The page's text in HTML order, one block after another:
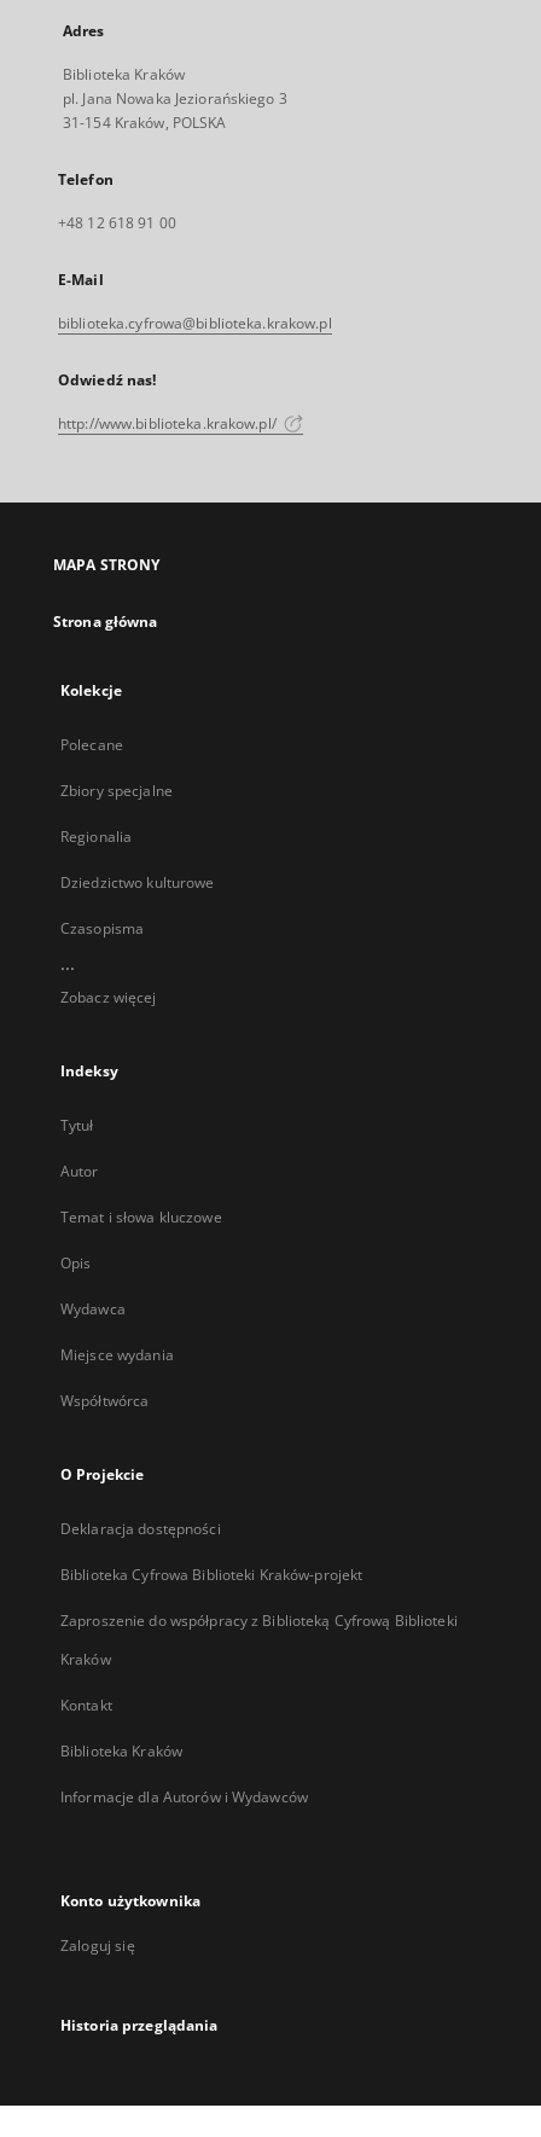
Adres
Biblioteka Kraków
pl. Jana Nowaka Jeziorańskiego 3
31-154 Kraków, POLSKA
Telefon
+48 12 618 91 00
E-Mail
biblioteka.cyfrowa@biblioteka.krakow.pl
Odwiedź nas!
http://www.biblioteka.krakow.pl/
MAPA STRONY
Strona główna
Kolekcje
Polecane
Zbiory specjalne
Regionalia
Dziedzictwo kulturowe
Czasopisma
...
Zobacz więcej
Indeksy
Tytuł
Autor
Temat i słowa kluczowe
Opis
Wydawca
Miejsce wydania
Współtwórca
O Projekcie
Deklaracja dostępności
Biblioteka Cyfrowa Biblioteki Kraków-projekt
Zaproszenie do współpracy z Biblioteką Cyfrową Biblioteki
Kraków
Kontakt
Biblioteka Kraków
Informacje dla Autorów i Wydawców
Konto użytkownika
Zaloguj się
Historia przeglądania